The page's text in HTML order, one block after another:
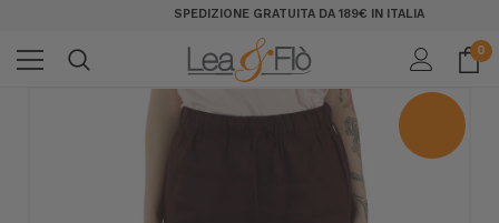
SPEDIZIONE GRATUITA DA 189€ IN ITALIA
0